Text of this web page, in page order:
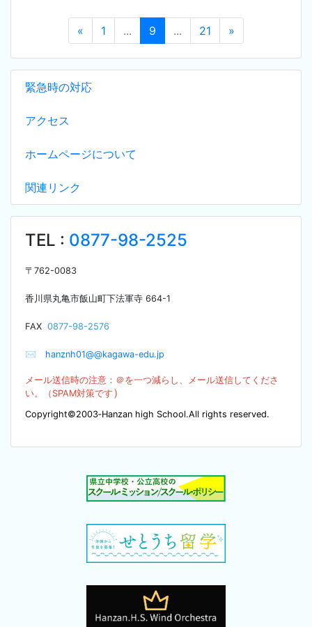
緊急時の対応
アクセス
ホームページについて
関連リンク
TEL : 0877-98-2525
〒 762-0083
香川県丸亀市飯山町下法軍寺 664-1
FAX 0877-98-2576
✉ hanznh01@@kagawa-edu.jp
メール送信時の注意：＠を一つ減らし、メール送信してくださ
い。（SPAM対策です ）
Copyright©2003‐Hanzan high School.All rights reserved.
« 1 ... 9 ... 21 »